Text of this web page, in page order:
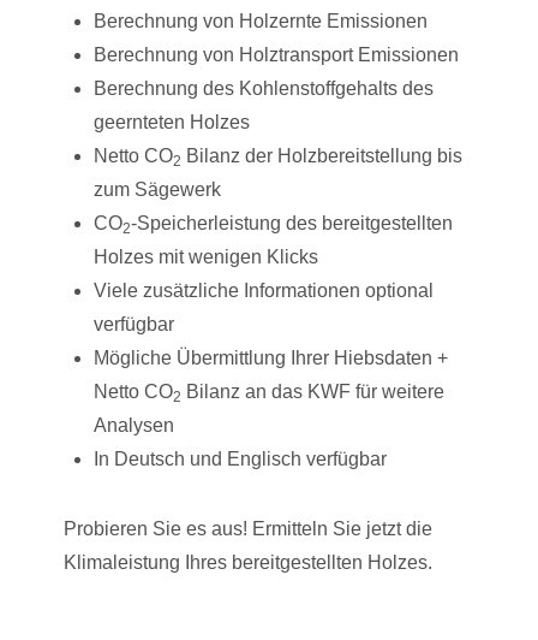
Berechnung von Holzernte Emissionen
Berechnung von Holztransport Emissionen
Berechnung des Kohlenstoffgehalts des
geernteten Holzes
Netto CO2 Bilanz der Holzbereitstellung bis
zum Sägewerk
CO2-Speicherleistung des bereitgestellten
Holzes mit wenigen Klicks
Viele zusätzliche Informationen optional
verfügbar
Mögliche Übermittlung Ihrer Hiebsdaten +
Netto CO2 Bilanz an das KWF für weitere
Analysen
In Deutsch und Englisch verfügbar
Probieren Sie es aus! Ermitteln Sie jetzt die
Klimaleistung Ihres bereitgestellten Holzes.